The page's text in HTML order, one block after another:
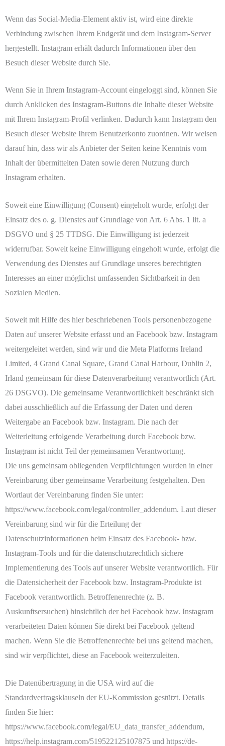
Wenn das Social-Media-Element aktiv ist, wird eine direkte
Verbindung zwischen Ihrem Endgerät und dem Instagram-Server
hergestellt. Instagram erhält dadurch Informationen über den
Besuch dieser Website durch Sie.
Wenn Sie in Ihrem Instagram-Account eingeloggt sind, können Sie
durch Anklicken des Instagram-Buttons die Inhalte dieser Website
mit Ihrem Instagram-Profil verlinken. Dadurch kann Instagram den
Besuch dieser Website Ihrem Benutzerkonto zuordnen. Wir weisen
darauf hin, dass wir als Anbieter der Seiten keine Kenntnis vom
Inhalt der übermittelten Daten sowie deren Nutzung durch
Instagram erhalten.
Soweit eine Einwilligung (Consent) eingeholt wurde, erfolgt der
Einsatz des o. g. Dienstes auf Grundlage von Art. 6 Abs. 1 lit. a
DSGVO und § 25 TTDSG. Die Einwilligung ist jederzeit
widerrufbar. Soweit keine Einwilligung eingeholt wurde, erfolgt die
Verwendung des Dienstes auf Grundlage unseres berechtigten
Interesses an einer möglichst umfassenden Sichtbarkeit in den
Sozialen Medien.
Soweit mit Hilfe des hier beschriebenen Tools personenbezogene
Daten auf unserer Website erfasst und an Facebook bzw. Instagram
weitergeleitet werden, sind wir und die Meta Platforms Ireland
Limited, 4 Grand Canal Square, Grand Canal Harbour, Dublin 2,
Irland gemeinsam für diese Datenverarbeitung verantwortlich (Art.
26 DSGVO). Die gemeinsame Verantwortlichkeit beschränkt sich
dabei ausschließlich auf die Erfassung der Daten und deren
Weitergabe an Facebook bzw. Instagram. Die nach der
Weiterleitung erfolgende Verarbeitung durch Facebook bzw.
Instagram ist nicht Teil der gemeinsamen Verantwortung.
Die uns gemeinsam obliegenden Verpflichtungen wurden in einer
Vereinbarung über gemeinsame Verarbeitung festgehalten. Den
Wortlaut der Vereinbarung finden Sie unter:
https://www.facebook.com/legal/controller_addendum. Laut dieser
Vereinbarung sind wir für die Erteilung der
Datenschutzinformationen beim Einsatz des Facebook- bzw.
Instagram-Tools und für die datenschutzrechtlich sichere
Implementierung des Tools auf unserer Website verantwortlich. Für
die Datensicherheit der Facebook bzw. Instagram-Produkte ist
Facebook verantwortlich. Betroffenenrechte (z. B.
Auskunftsersuchen) hinsichtlich der bei Facebook bzw. Instagram
verarbeiteten Daten können Sie direkt bei Facebook geltend
machen. Wenn Sie die Betroffenenrechte bei uns geltend machen,
sind wir verpflichtet, diese an Facebook weiterzuleiten.
Die Datenübertragung in die USA wird auf die
Standardvertragsklauseln der EU-Kommission gestützt. Details
finden Sie hier:
https://www.facebook.com/legal/EU_data_transfer_addendum,
https://help.instagram.com/519522125107875 und https://de-